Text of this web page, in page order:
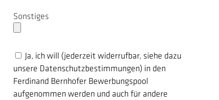
Sonstiges
Ja, ich will (jederzeit widerrufbar, siehe dazu
unsere Datenschutzbestimmungen) in den
Ferdinand Bernhofer Bewerbungspool
aufgenommen werden und auch für andere